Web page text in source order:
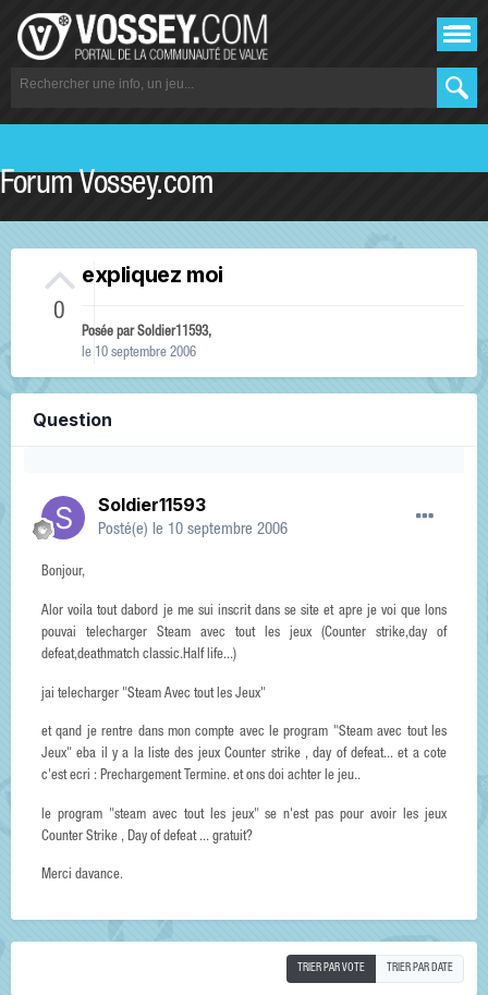
Forum Vossey.com
0
expliquez moi
Posée parSoldier11593,
le 10 septembre 2006
Question
Soldier11593
Posté(e) le 10 septembre 2006
Bonjour,
Alor voila tout dabord je me sui inscrit dans se site et apre je voi que lons
pouvai telecharger Steam avec tout les jeux (Counter strike,day of
defeat,deathmatch classic.Half life...)
jai telecharger "Steam Avec tout les Jeux"
et qand je rentre dans mon compte avec le program "Steam avec tout les
Jeux" eba il y a la liste des jeux Counter strike , day of defeat... et a cote
c'est ecri : Prechargement Termine. et ons doi achter le jeu..
le program "steam avec tout les jeux" se n'est pas pour avoir les jeux
Counter Strike , Day of defeat ... gratuit?
Merci davance.
TRIER PAR VOTE TRIER PAR DATE